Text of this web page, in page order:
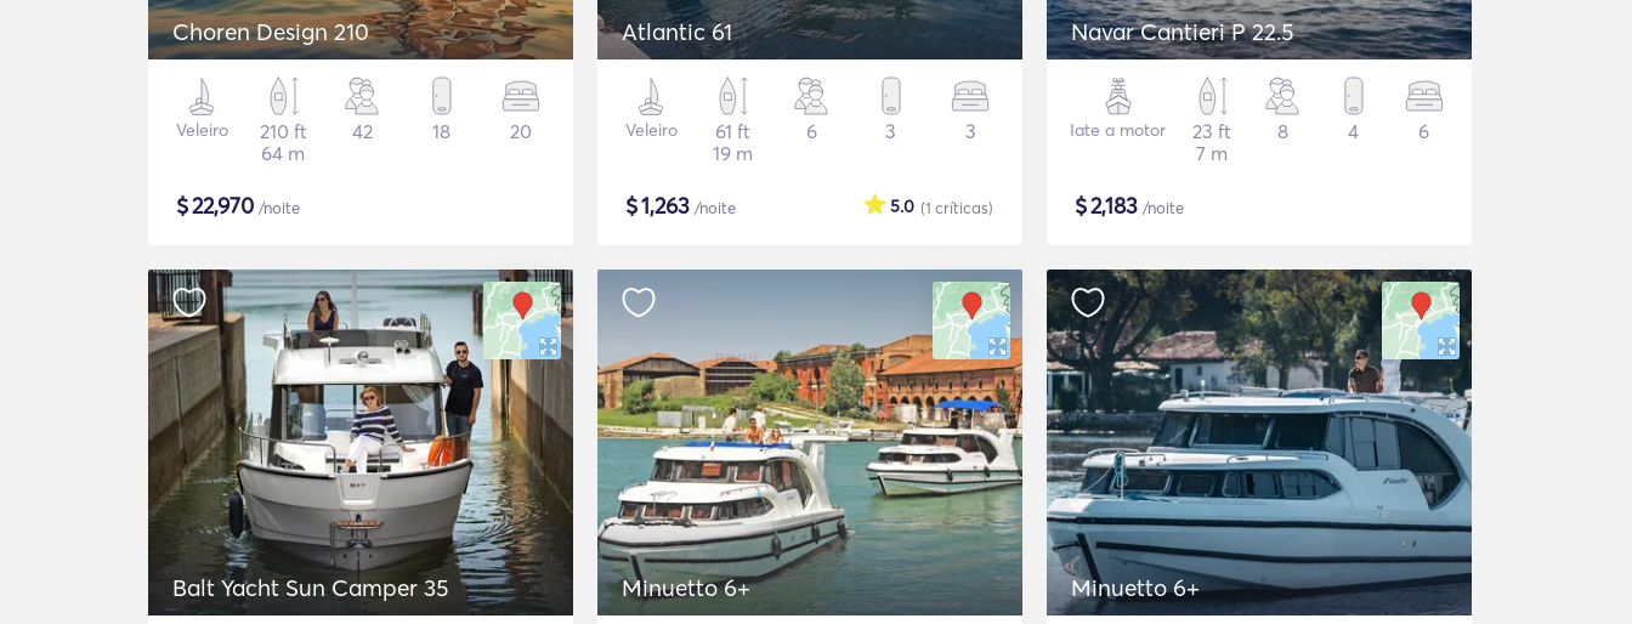
Choren Design 210
Veleiro
210 ft
64 m
42 18 20
$22,970 /noite
Atlantic 61
Veleiro
61 ft
19 m
6 3 3
$1,263 /noite (1 críticas)
5.0
Navar Cantieri P 22.5
Iate a motor
23 ft
7 m
8 4 6
$2,183 /noite
Balt Yacht Sun Camper 35 Minuetto 6+ Minuetto 6+